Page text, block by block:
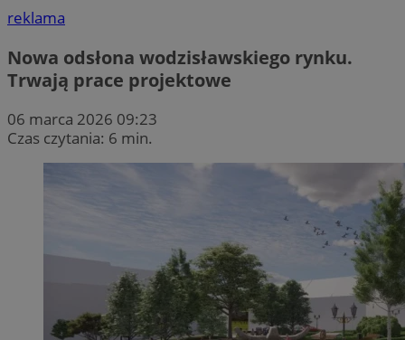
reklama
Nowa odsłona wodzisławskiego rynku.
Trwają prace projektowe
06 marca 2026 09:23
Czas czytania: 6 min.